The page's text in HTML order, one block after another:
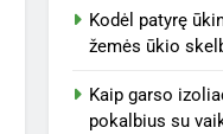
Kodėl patyrę
žemės ūkio
Kaip garso
pokalbius su